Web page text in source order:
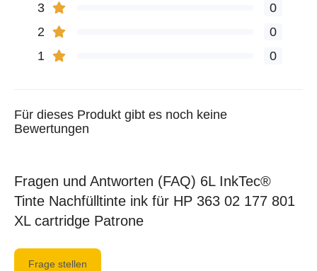
3
0
2
0
1
0
Für dieses Produkt gibt es noch keine
Bewertungen
Fragen und Antworten (FAQ) 6L InkTec®
Tinte Nachfülltinte ink für HP 363 02 177 801
XL cartridge Patrone
Frage stellen